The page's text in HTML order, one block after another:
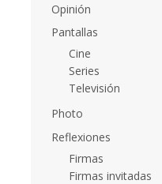
Opinión
Pantallas
Cine
Series
Televisión
Photo
Reflexiones
Firmas
Firmas invitadas